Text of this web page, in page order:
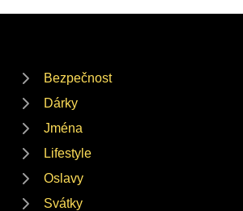
Bezpečnost
Dárky
Jména
Lifestyle
Oslavy
Svátky